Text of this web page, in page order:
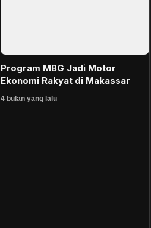
Program MBG Jadi Motor
Ekonomi Rakyat di Makassar
4 bulan yang lalu